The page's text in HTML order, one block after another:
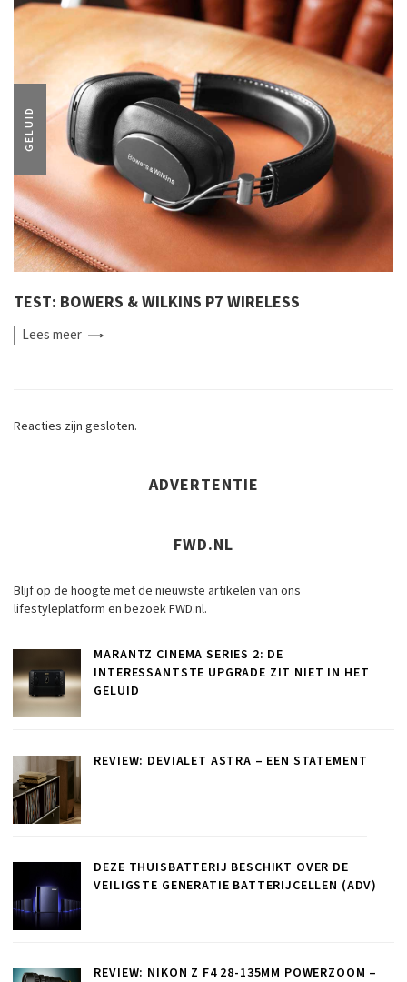
GELUID
TEST: BOWERS & WILKINS P7 WIRELESS
Leesmeer
Reacties zijn gesloten.
ADVERTENTIE
FWD.NL
Blijf op de hoogte met de nieuwste artikelen van ons
lifestyleplatform en bezoek FWD.nl.
MARANTZ CINEMA SERIES 2: DE
INTERESSANTSTE UPGRADE ZIT NIET IN HET
GELUID
REVIEW: DEVIALET ASTRA – EEN STATEMENT
DEZE THUISBATTERIJ BESCHIKT OVER DE
VEILIGSTE GENERATIE BATTERIJCELLEN (ADV)
REVIEW: NIKON Z F4 28-135MM POWERZOOM –